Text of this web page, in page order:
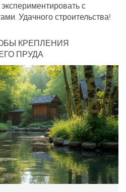
с
Удачного строительства!
КРЕПЛЕНИЯ
ПРУДА